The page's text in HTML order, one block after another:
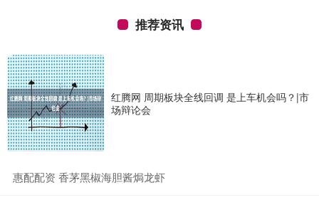
推荐资讯
红腾网 周期板块全线回调 是上车机会吗？|市
场辩论会
​惠配配资 香茅黑椒海胆酱焗龙虾